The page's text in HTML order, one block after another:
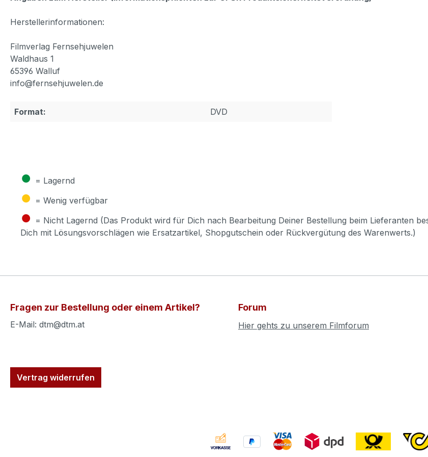
Herstellerinformationen:
Filmverlag Fernsehjuwelen
Waldhaus 1
65396 Walluf
info@fernsehjuwelen.de
Format: DVD
● = Lagernd
● = Wenig verfügbar
● = Nicht Lagernd (Das Produkt wird für Dich nach Bearbeitung Deiner Bestellung beim Lieferanten
Dich mit Lösungsvorschlägen wie Ersatzartikel, Shopgutschein oder Rückvergütung des Warenwerts.)
Fragen zur Bestellung oder einem Artikel?
E-Mail: dtm@dtm.at
Vertrag widerrufen
Forum
Hier gehts zu unserem Filmforum